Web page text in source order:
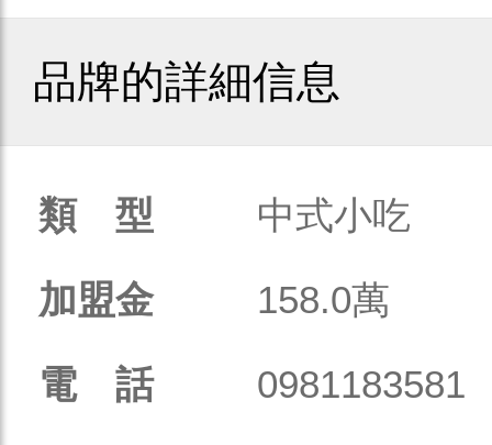
品牌的詳細信息
類 型
中式小吃
加盟金
158.0萬
電 話
0981183581